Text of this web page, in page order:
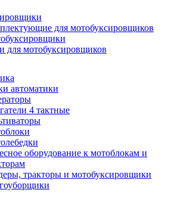
для мотобуксировщиков
для мотобуксировщиков
автоматики
4 тактные
оборудование к мотоблокам и
тракторы и мотобуксировщики